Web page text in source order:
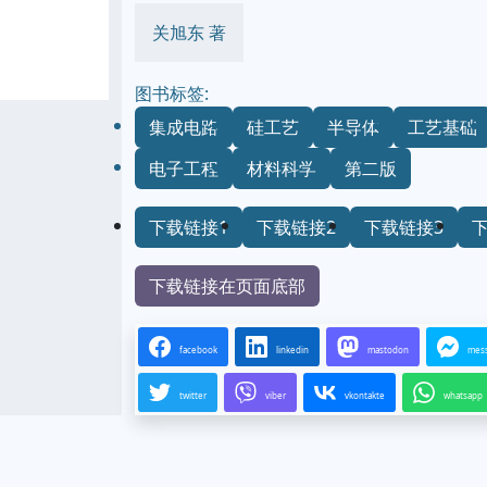
关旭东 著
图书标签:
集成电路
硅工艺 半导体
工艺基础
电子工程
材料科学 第二版
下载链接1 下载链接2 下载链接3
下载链接在页面底部
facebook linkedin mastodon
twitter viber vkontakte whatsapp